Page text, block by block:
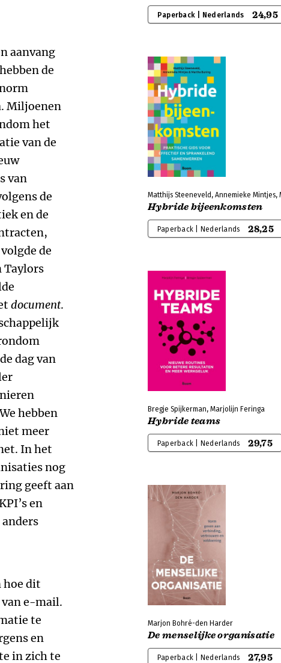
aanvang
de
Miljoenen
het
van de
van
de
en de
de
Taylors
document.
dag van
hebben
meer
In het
nog
geeft aan
en
hoe dit
e-mail.
te
en
in zich te
Paperback | Nederlands 24,95
Matthijs Steeneveld, Annemieke Mintjes,
Hybride bijeenkomsten
Paperback | Nederlands 28,25
Bregje Spijkerman, Marjolijn Feringa
Hybride teams
Paperback | Nederlands 29,75
Marjon Bohré-den Harder
De menselijke organisatie
Paperback | Nederlands 27,95